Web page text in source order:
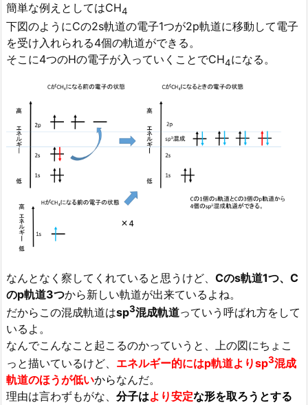
簡単な例えとしてはCH4
下図のようにCの2s軌道の電子1つが2p軌道に移動して電子
を受け入れられる4個の軌道ができる。
そこに4つのHの電子が入っていくことでCH4になる。
なんとなく察してくれていると思うけど、 Cのs軌道1つ、C
のp軌道3つから新しい軌道が出来ているよね。
だからこの混成軌道はsp3混成軌道っていう呼ばれ方をして
いるよ。
なんでこんなこと起こるのかっていうと、上の図にちょこ
っと描いているけど、 エネルギー的にはp軌道よりsp3混成
軌道のほうが低いからなんだ。
理由は言わずもがな、 分子はより安定な形を取ろうとする